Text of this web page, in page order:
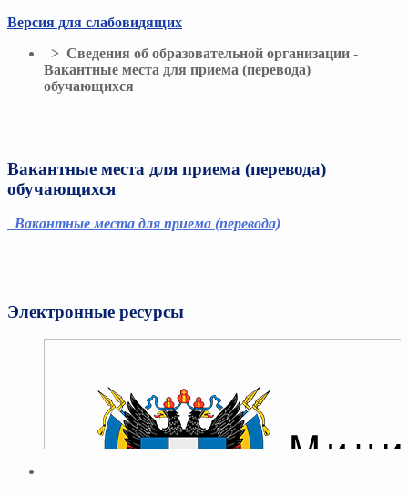
Версия для слабовидящих
> Сведения об образовательной организации -
Вакантные места для приема (перевода)
обучающихся
Вакантные места для приема (перевода)
обучающихся
Вакантные места для приема (перевода)
Электронные ресурсы